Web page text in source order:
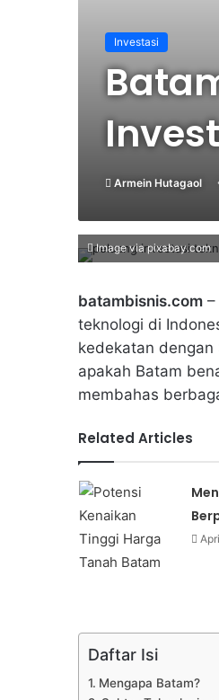
Investasi
Armein Hutagaol
Image via pixabay.com
batambisnis.com
teknologi di
kedekatan dengan
apakah Batam
membahas
Related Articles
Daftar Isi
Mengapa Batam?